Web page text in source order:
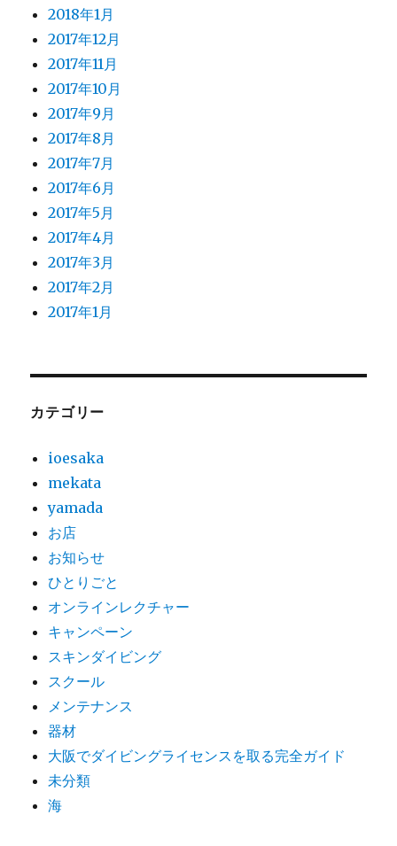
2018年1月
2017年12月
2017年11月
2017年10月
2017年9月
2017年8月
2017年7月
2017年6月
2017年5月
2017年4月
2017年3月
2017年2月
2017年1月
カテゴリー
ioesaka
mekata
yamada
お店
お知らせ
ひとりごと
オンラインレクチャー
キャンペーン
スキンダイビング
スクール
メンテナンス
器材
大阪でダイビングライセンスを取る完全ガイド
未分類
海